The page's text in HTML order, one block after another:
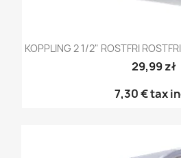
KOPPLING 2 1/2" ROSTFRI
29,99 zł
7,30 €tax